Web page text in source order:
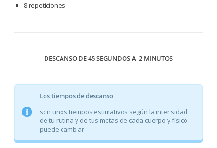
8 repeticiones
DESCANSO DE 45 SEGUNDOS A 2 MINUTOS
Los tiempos de descanso
son unos tiempos estimativos según la intensidad
de tu rutina y de tus metas de cada cuerpo y físico
puede cambiar